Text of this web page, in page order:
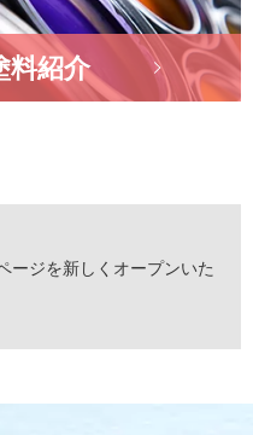
料紹介
ージを新しくオープンいた